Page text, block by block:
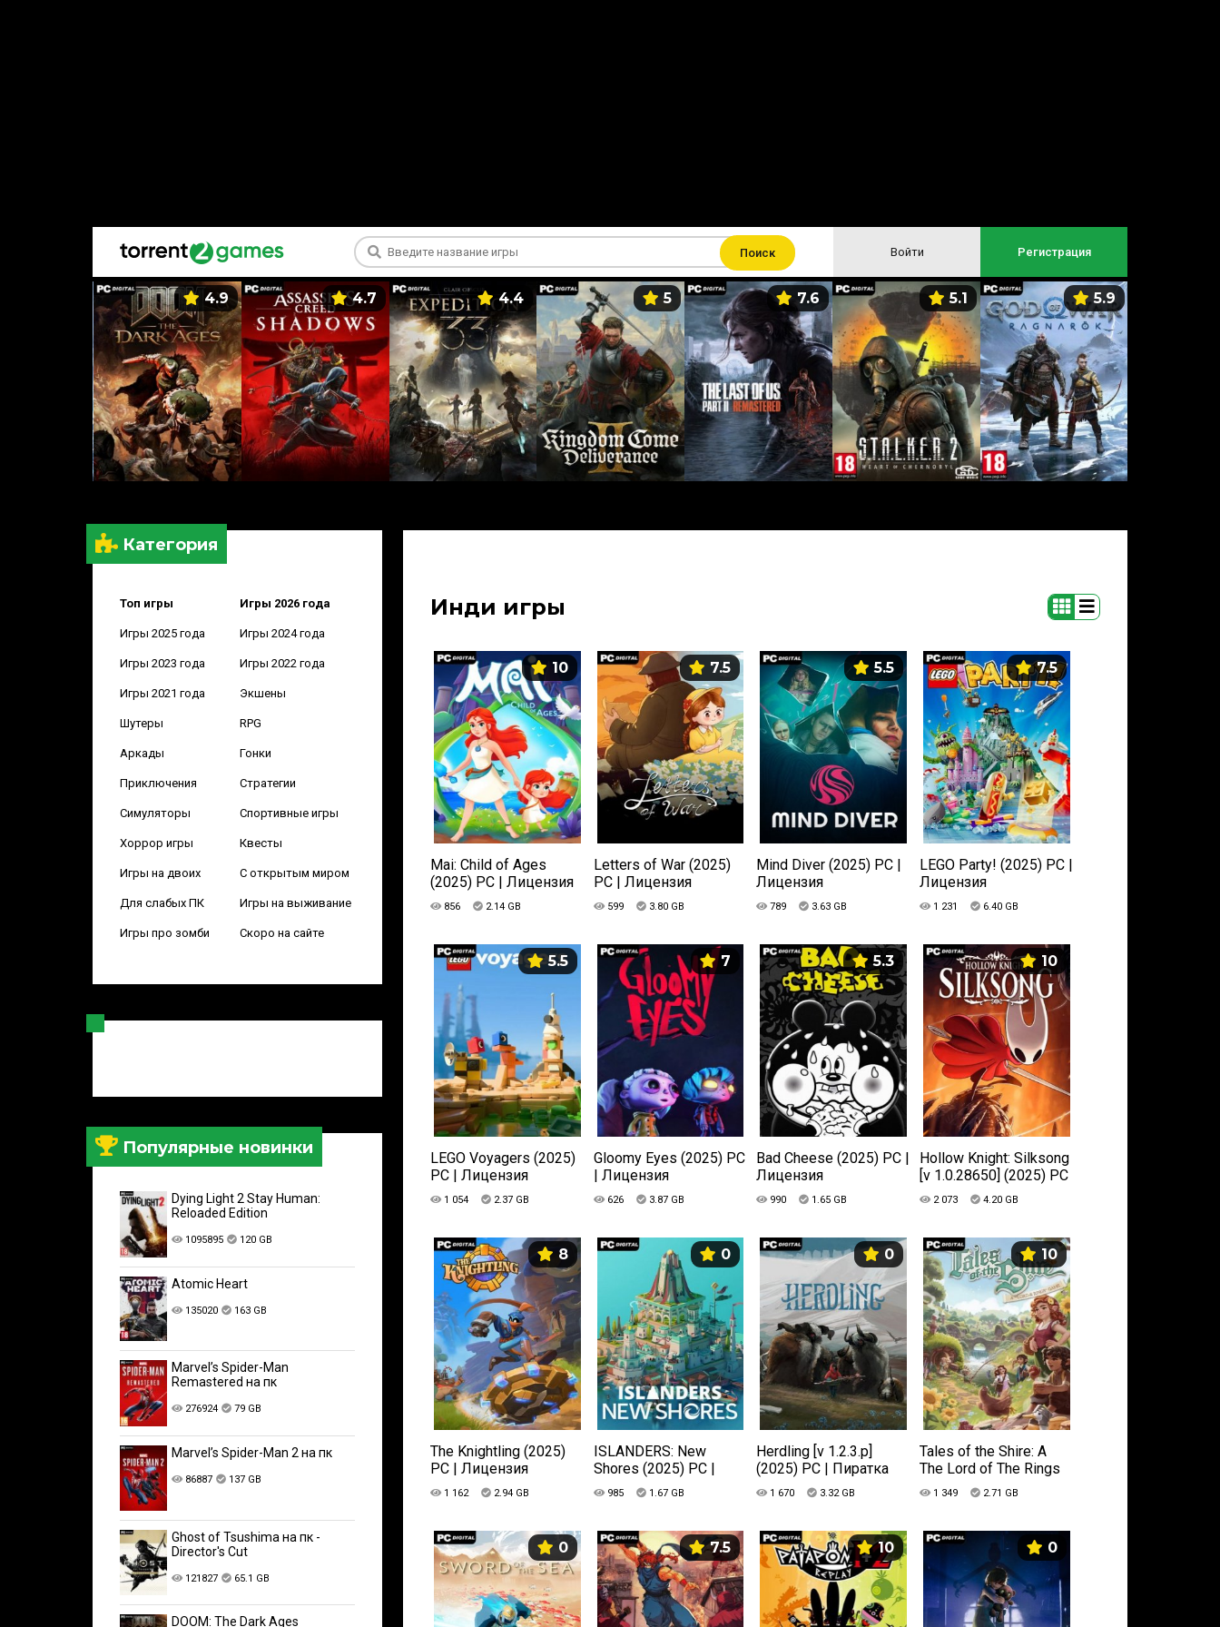
Поиск Войти Регистрация
4.9 4.7 4.4 5 7.6 5.1 5.9
Категория
Топ игры Игры 2026 года
Игры 2025 года Игры 2024 года
Игры 2023 года Игры 2022 года
Игры 2021 года Экшены
Шутеры RPG
Аркады Гонки
Приключения Стратегии
Симуляторы Спортивные игры
Хоррор игры Квесты
Игры на двоих С открытым миром
Для слабых ПК Игры на выживание
Игры про зомби Скоро на сайте
Популярные новинки
Dying Light 2 Stay Human:
Reloaded Edition
1095895 120 GB
Atomic Heart
135020 163 GB
Marvel’s Spider-Man
Remastered на пк
276924 79 GB
Marvel’s Spider-Man 2 на пк
86887 137 GB
Ghost of Tsushima на пк -
Director's Cut
121827 65.1 GB
DOOM: The Dark Ages
Инди игры
10
Mai: Child of Ages
(2025) PC | Лицензия
856 2.14 GB
7.5
Letters of War (2025)
PC | Лицензия
599 3.80 GB
5.5
Mind Diver (2025) PC |
Лицензия
789 3.63 GB
7.5
LEGO Party! (2025) PC |
Лицензия
1 231 6.40 GB
5.5
LEGO Voyagers (2025)
PC | Лицензия
1 054 2.37 GB
7
Gloomy Eyes (2025) PC
| Лицензия
626 3.87 GB
5.3
Bad Cheese (2025) PC |
Лицензия
990 1.65 GB
10
Hollow Knight: Silksong
[v 1.0.28650] (2025) PC
| Лицензия
2 073 4.20 GB
8
The Knightling (2025)
PC | Лицензия
1 162 2.94 GB
0
ISLANDERS: New
Shores (2025) PC |
Лицензия
985 1.67 GB
0
Herdling [v 1.2.3.p]
(2025) PC | Пиратка
1 670 3.32 GB
10
Tales of the Shire: A
The Lord of The Rings
Game (2025) PC |
Пиратка
1 349 2.71 GB
0 7.5 10 0